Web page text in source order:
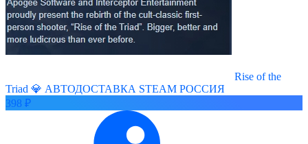
Rise of the
Triad 💎 АВТОДОСТАВКА STEAM РОССИЯ
398 ₽